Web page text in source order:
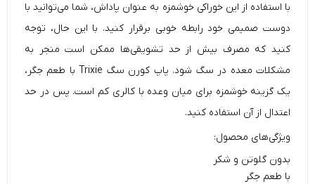
با استفاده از این خوراکی خوشمزه به عنوان پاداش، شما می‌توانید با
دوست صمیمی خود رابطه خوبی برقرار کنید. با این حال، توجه
کنید که مصرف بیش از حد تشویقی‌ها ممکن است منجر به
مشکلات معده در سگ شود. پاپ کورن سگ Trixie با طعم جگر،
یک گزینه خوشمزه برای میان وعده با کالری کم است. پس در حد
اعتدال از آن استفاده کنید.
ویژگی‌های محصول:
بدون گلوتن و شکر
با طعم جگر